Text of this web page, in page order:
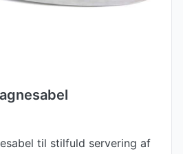
til stilfuld servering af